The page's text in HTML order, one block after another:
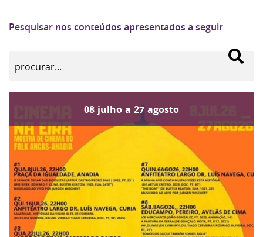
Pesquisar nos conteúdos apresentados a seguir
08 julho a 27 agosto